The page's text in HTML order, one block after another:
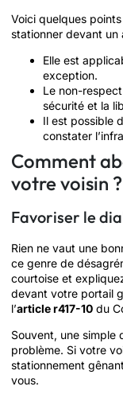
Voici quelques
stationner devant un
Elle est
exception.
Le non-
sécurité et la
Il est possible
constater
Comment
votre voisin ?
Favoriser le
Rien ne vaut une
ce genre de
courtoise et
devant votre portail
l’article r417-10 du
Souvent, une simple
problème. Si votre
stationnement
vous.